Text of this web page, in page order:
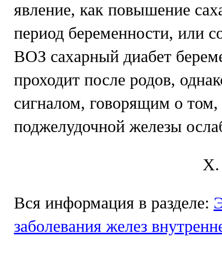
явление, как повышение
период беременности, или
ВОЗ сахарный диабет
проходит после родов,
сигналом, говорящим о
поджелудочной железы
X.
Вся информация в разделе:
заболевания желез